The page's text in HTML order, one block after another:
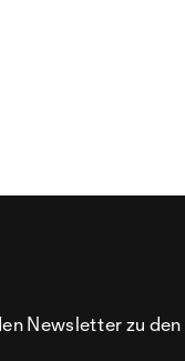
Newsletter zu